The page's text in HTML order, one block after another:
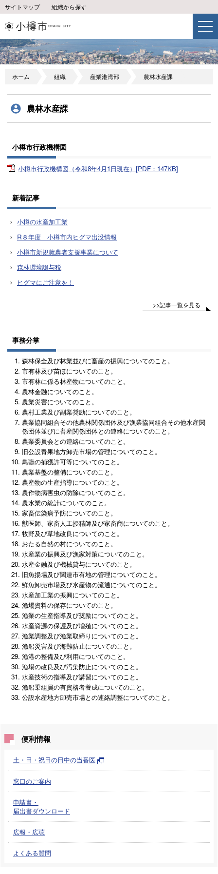
サイトマップ 組織から探す
ホーム 組織 産業港湾部 農林水産課
農林水産課
小樽市行政機構図
小樽市行政機構図（令和8年4月1日現在）[PDF：147KB]
新着記事
小樽の水産加工業
R８年度 小樽市内ヒグマ出没情報
小樽市新規就農者支援事業について
森林環境譲与税
ヒグマにご注意を！
>>記事一覧を見る
事務分掌
森林保全及び林業並びに畜産の振興についてのこと。
市有林及び苗ほについてのこと。
市有林に係る林産物についてのこと。
農林金融についてのこと。
農業災害についてのこと。
農村工業及び副業奨励についてのこと。
農業協同組合その他農林関係団体及び漁業協同組合その他水産関
係団体並びに畜産関係団体との連絡についてのこと。
農業委員会との連絡についてのこと。
旧公設青果地方卸売市場の管理についてのこと。
鳥獣の捕獲許可等についてのこと。
農業基盤の整備についてのこと。
農産物の生産指導についてのこと。
農作物病害虫の防除についてのこと。
農水業の統計についてのこと。
家畜伝染病予防についてのこと。
獣医師、家畜人工授精師及び家畜商についてのこと。
牧野及び草地改良についてのこと。
おたる自然の村についてのこと。
水産業の振興及び漁家対策についてのこと。
水産金融及び機械貸与についてのこと。
旧魚揚場及び関連市有地の管理についてのこと。
鮮魚卸売市場及び水産物の流通についてのこと。
水産加工業の振興についてのこと。
漁場資料の保存についてのこと。
漁業の生産指導及び奨励についてのこと。
水産資源の保護及び増殖についてのこと。
漁業調整及び漁業取締りについてのこと。
漁船災害及び海難防止についてのこと。
漁港の整備及び利用についてのこと。
漁場の改良及び汚染防止についてのこと。
水産技術の指導及び講習についてのこと。
漁船乗組員の有資格者養成についてのこと。
公設水産地方卸売市場との連絡調整についてのこと。
便利情報
土・日・祝日の日中の当番医
窓口のご案内
申請書・
届出書ダウンロード
広報・広聴
よくある質問